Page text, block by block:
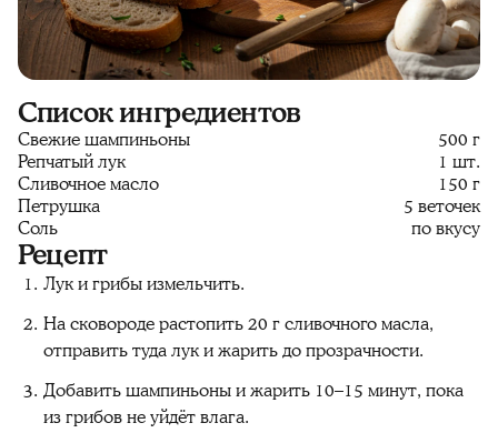
Список ингредиентов
Свежие шампиньоны
500 г
Репчатый лук
1 шт.
Сливочное масло
150 г
Петрушка
5 веточек
Соль
по вкусу
Рецепт
Лук и грибы измельчить.
На сковороде растопить 20 г сливочного масла,
отправить туда лук и жарить до прозрачности.
Добавить шампиньоны и жарить 10–15 минут, пока
из грибов не уйдёт влага.